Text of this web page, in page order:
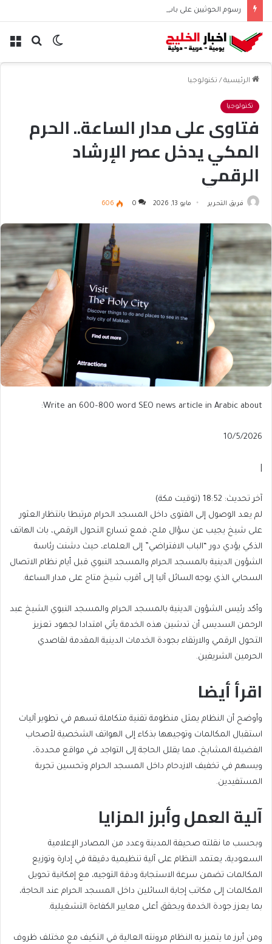
رسوم الحوثيين على باب المندب تعيد حسابات مخاطر الملاحة
بحث الوضع
الرئيسية / تكنولوجيا
تكنولوجيا
فتاوى على مدار الساعة.. الحرم
المكي يدخل عصر الإرشاد
الرقمي
فريق التحرير مايو 13, 2026 0
606
Write an 600–800 word SEO news article in Arabic about:
Published
10/5/2026
آخر
تحديث:
18:52
(توقيت
مكة)
آخر تحديث: 18:52 (توقيت مكة)
لم يعد الوصول إلى الفتوى داخل المسجد الحرام مرتبطا بانتظار العثور
على شيخ يجيب عن سؤال ملح، فمع تسارع التحول الرقمي، بات الهاتف
الذكي يؤدي دور “الباب الافتراضي” إلى العلماء، حيث دشنت رئاسة
الشؤون الدينية بالمسجد الحرام والمسجد النبوي قبل أيام نظام الاتصال
السحابي الذي يوجه السائل آليا إلى أقرب شيخ متاح على مدار الساعة.
وأكد رئيس الشؤون الدينية بالمسجد الحرام والمسجد النبوي الشيخ عبد
الرحمن السديس أن تدشين هذه الخدمة يأتي امتدادا لجهود تعزيز
التحول الرقمي والارتقاء بجودة الخدمات الدينية المقدمة لقاصدي
الحرمين الشريفين.
اقرأ أيضا
list
of
2
items
end
of
list
وأوضح أن النظام يمثل منظومة تقنية متكاملة تسهم في تطوير آليات
استقبال المكالمات وتوجيهها بذكاء إلى الهواتف الشخصية لأصحاب
الفضيلة المشايخ، مما يقلل الحاجة إلى التواجد في مواقع محددة،
ويسهم في تخفيف الازدحام داخل المسجد الحرام وتحسين تجربة
المستفيدين.
آلية العمل وأبرز المزايا
وبحسب ما نقلته صحيفة المدينة وعدد من المصادر الإعلامية
السعودية، يعتمد النظام على آلية تنظيمية دقيقة في إدارة وتوزيع
المكالمات تضمن سرعة الاستجابة ودقة التوجيه، مع إمكانية تحويل
المكالمات إلى مكاتب إجابة السائلين داخل المسجد الحرام عند الحاجة،
بما يعزز جودة الخدمة ويحقق أعلى معايير الكفاءة التشغيلية.
ومن أبرز ما يتميز به النظام مرونته العالية في التكيف مع مختلف ظروف